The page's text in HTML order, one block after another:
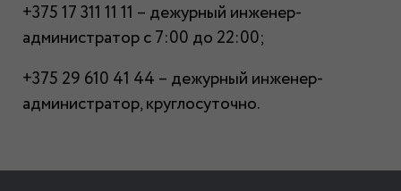
+375 17 311 11 11 – дежурный инженер-
администратор с 7:00 до 22:00;
+375 29 610 41 44 – дежурный инженер-
администратор, круглосуточно.